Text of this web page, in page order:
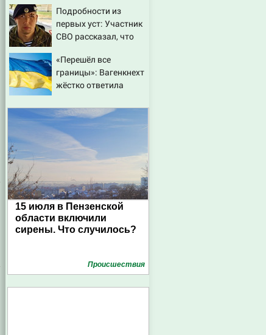
Подробности из
первых уст: Участник
СВО рассказал, что
медведем
«Перешёл все
границы»: Вагенкнехт
жёстко ответила
15 июля в Пензенской
области включили
сирены. Что случилось?
Проиcшествия